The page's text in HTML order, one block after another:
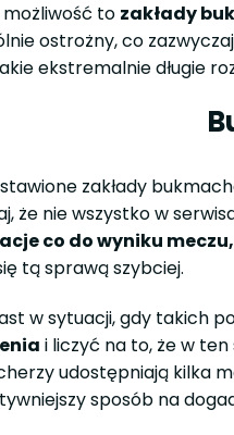
to zakłady
ostrożny, co
ekstremalnie długie
zakłady
że nie wszystko w
co do wyniku
tą sprawą szybciej.
w sytuacji, gdy takich
i liczyć na to, że w
udostępniają kilka
sposób na